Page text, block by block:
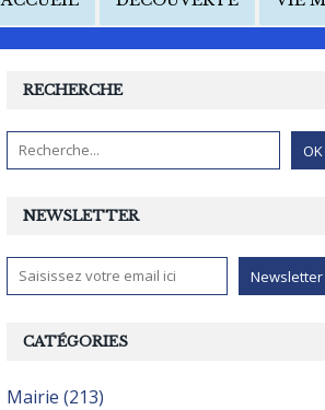
NEWSLETTER
RECHERCHE
CATÉGORIES
Mairie (213)